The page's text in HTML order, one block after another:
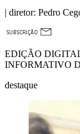
| diretor: Pedro
EDIÇÃO
INFORMATIVO
destaque